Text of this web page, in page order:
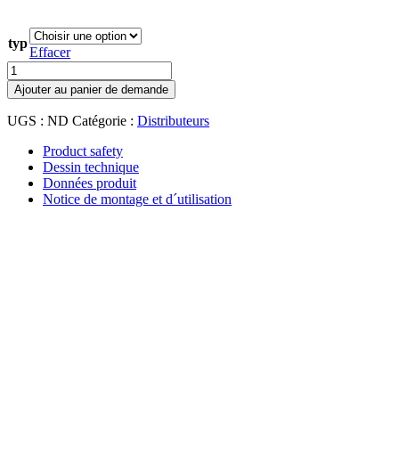
typ
Effacer
quantité
de
Distributeur
modulaire
pneumatique
Ajouter au panier de demande
UGS : ND Catégorie : Distributeurs
Product safety
Dessin technique
Données produit
Notice de montage et d´utilisation